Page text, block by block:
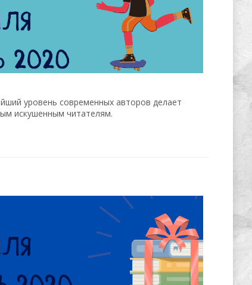
уровень современных авторов делает
искушенным читателям.